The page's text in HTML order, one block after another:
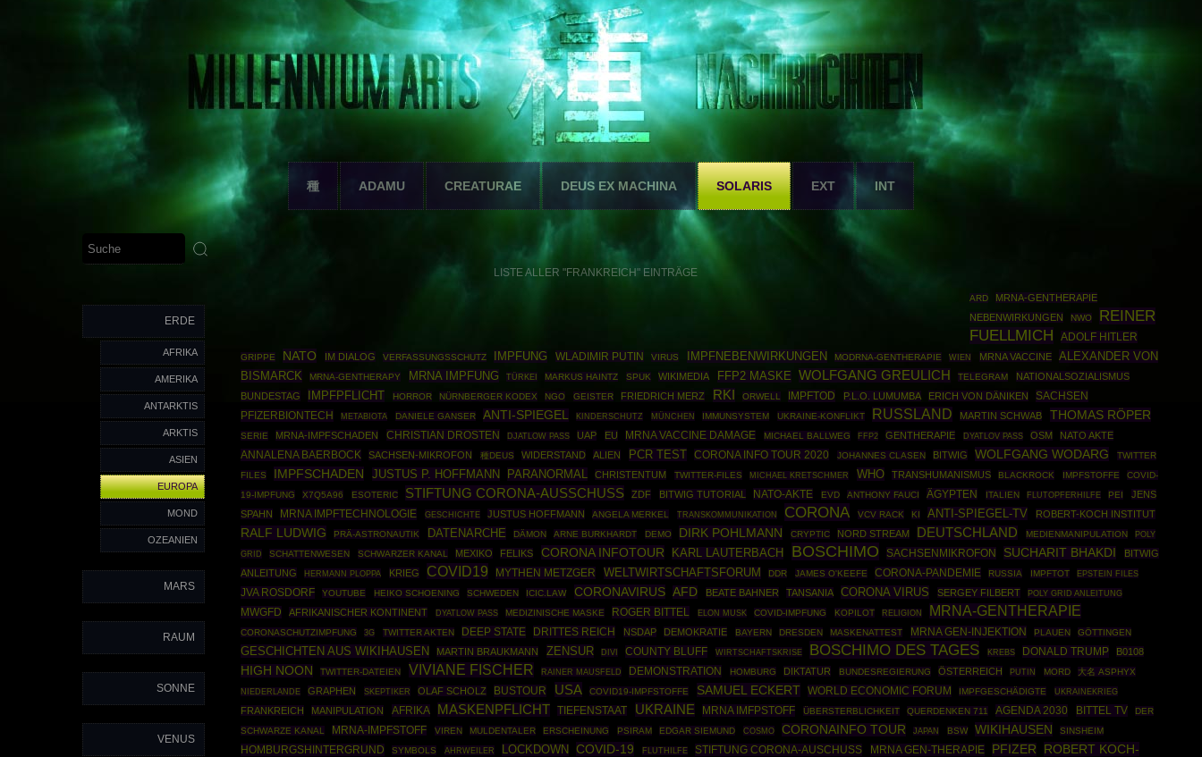
種 ADAMU CREATURAE DEUS EX MACHINA SOLARIS EXT INT
ERDE
AFRIKA
AMERIKA
ANTARKTIS
ARKTIS
ASIEN
EUROPA
MOND
OZEANIEN
MARS
RAUM
SONNE
VENUS
LISTE ALLER "FRANKREICH" EINTRÄGE
ARD
MRNA-GENTHERAPIE
NEBENWIRKUNGEN
NWO
REINER
FUELLMICH
ADOLF HITLER
GRIPPE NATO IM DIALOG VERFASSUNGSSCHUTZ IMPFUNG WLADIMIR PUTIN VIRUS IMPFNEBENWIRKUNGEN MODRNA-GENTHERAPIE WIEN MRNA VACCINE
ALEXANDER VON
BISMARCK
MRNA-GENTHERAPY MRNA IMPFUNG TÜRKEI MARKUS HAINTZ SPUK WIKIMEDIA FFP2 MASKE WOLFGANG GREULICH TELEGRAM
NATIONALSOZIALISMUS
BUNDESTAG
IMPFPFLICHT HORROR NÜRNBERGER KODEX NGO GEISTER FRIEDRICH MERZ RKI ORWELL IMPFTOD P.L.O. LUMUMBA ERICH VON DÄNIKEN
SACHSEN
PFIZERBIONTECH
METABIOTA DANIELE GANSER ANTI-SPIEGEL KINDERSCHUTZ MÜNCHEN IMMUNSYSTEM UKRAINE-KONFLIKT RUSSLAND MARTIN SCHWAB THOMAS RÖPER
SERIE MRNA-IMPFSCHADEN CHRISTIAN DROSTEN DJATLOW PASS UAP EU MRNA VACCINE DAMAGE MICHAEL BALLWEG FFP2 GENTHERAPIE DYATLOV PASS OSM NATO AKTE
ANNALENA BAERBOCK SACHSEN-MIKROFON 種DEUS WIDERSTAND ALIEN PCR TEST CORONA INFO TOUR 2020 JOHANNES CLASEN BITWIG WOLFGANG WODARG
TWITTER
FILES
IMPFSCHADEN JUSTUS P. HOFFMANN PARANORMAL CHRISTENTUM TWITTER-FILES MICHAEL KRETSCHMER WHO TRANSHUMANISMUS BLACKROCK IMPFSTOFFE
COVID-
19-IMPFUNG
X7Q5A96 ESOTERIC STIFTUNG CORONA-AUSSCHUSS ZDF BITWIG TUTORIAL NATO-AKTE EVD ANTHONY FAUCI ÄGYPTEN ITALIEN FLUTOPFERHILFE PEI
JENS
SPAHN
MRNA IMPFTECHNOLOGIE GESCHICHTE JUSTUS HOFFMANN ANGELA MERKEL TRANSKOMMUNIKATION CORONA VCV RACK KI ANTI-SPIEGEL-TV ROBERT-KOCH INSTITUT
RALF LUDWIG PRÄ-ASTRONAUTIK DATENARCHE DÄMON ARNE BURKHARDT DEMO DIRK POHLMANN CRYPTIC NORD STREAM DEUTSCHLAND MEDIENMANIPULATION
POLY
GRID
SCHATTENWESEN SCHWARZER KANAL MEXIKO FELIKS CORONA INFOTOUR KARL LAUTERBACH BOSCHIMO SACHSENMIKROFON SUCHARIT BHAKDI
BITWIG
ANLEITUNG
HERMANN PLOPPA KRIEG COVID19 MYTHEN METZGER WELTWIRTSCHAFTSFORUM DDR JAMES O'KEEFE CORONA-PANDEMIE RUSSIA IMPFTOT EPSTEIN FILES
JVA ROSDORF YOUTUBE HEIKO SCHOENING SCHWEDEN ICIC.LAW CORONAVIRUS AFD BEATE BAHNER TANSANIA CORONA VIRUS SERGEY FILBERT POLY GRID ANLEITUNG
MWGFD AFRIKANISCHER KONTINENT DYATLOW PASS MEDIZINISCHE MASKE ROGER BITTEL ELON MUSK COVID-IMPFUNG KOPILOT RELIGION MRNA-GENTHERAPIE
CORONASCHUTZIMPFUNG 3G TWITTER AKTEN DEEP STATE DRITTES REICH NSDAP DEMOKRATIE BAYERN DRESDEN MASKENATTEST MRNA GEN-INJEKTION PLAUEN GÖTTINGEN
GESCHICHTEN AUS WIKIHAUSEN MARTIN BRAUKMANN ZENSUR DIVI COUNTY BLUFF WIRTSCHAFTSKRISE BOSCHIMO DES TAGES KREBS DONALD TRUMP B0108
HIGH NOON TWITTER-DATEIEN VIVIANE FISCHER RAINER MAUSFELD DEMONSTRATION HOMBURG DIKTATUR BUNDESREGIERUNG ÖSTERREICH PUTIN MORD 大名 ASPHYX
NIEDERLANDE GRAPHEN SKEPTIKER OLAF SCHOLZ BUSTOUR USA COVID19-IMPFSTOFFE SAMUEL ECKERT WORLD ECONOMIC FORUM IMPFGESCHÄDIGTE UKRAINEKRIEG
FRANKREICH MANIPULATION AFRIKA MASKENPFLICHT TIEFENSTAAT UKRAINE MRNA IMFPSTOFF ÜBERSTERBLICHKEIT QUERDENKEN 711 AGENDA 2030 BITTEL TV
DER
SCHWARZE KANAL
MRNA-IMPFSTOFF VIREN MULDENTALER ERSCHEINUNG PSIRAM EDGAR SIEMUND COSMO CORONAINFO TOUR JAPAN BSW WIKIHAUSEN SINSHEIM
HOMBURGSHINTERGRUND SYMBOLS AHRWEILER LOCKDOWN COVID-19 FLUTHILFE STIFTUNG CORONA-AUSCHUSS MRNA GEN-THERAPIE PFIZER
ROBERT KOCH-